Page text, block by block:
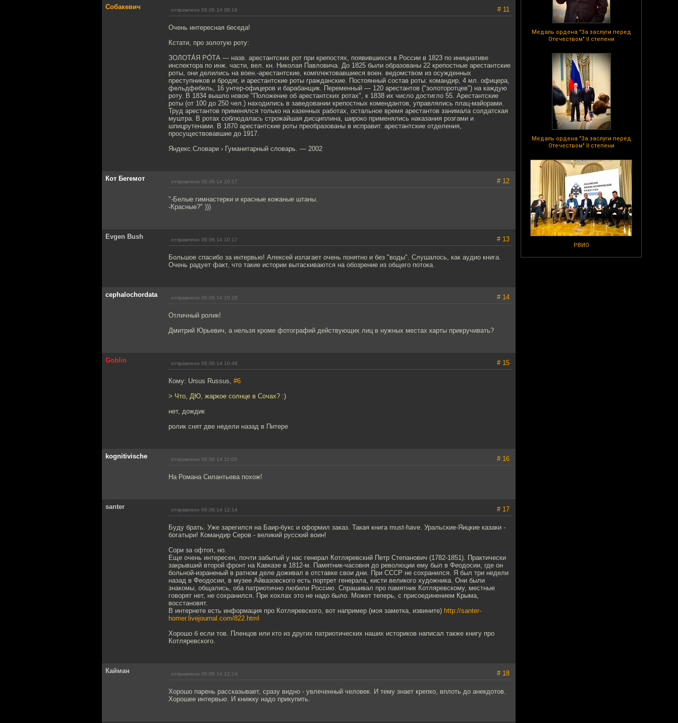
Медаль ордена "За заслуги перед
Отечеством" II степени
Медаль ордена "За заслуги перед
Отечеством" II степени
РВИО
Собакевич отправлено 06.06.14 08:16 # 11
Очень интересная беседа!
Кстати, про золотую роту:
ЗОЛОТА́Я РО́ТА — назв. арестантских рот при крепостях, появившихся в России в 1823 по инициативе
инспектора по инж. части, вел. кн. Николая Павловича. До 1825 были образованы 22 крепостные арестантские
роты, они делились на воен.-арестантские, комплектовавшиеся воен. ведомством из осужденных
преступников и бродяг, и арестантские роты гражданские. Постоянный состав роты: командир, 4 мл. офицера,
фельдфебель, 16 унтер-офицеров и барабанщик. Переменный — 120 арестантов ("золоторотцев") на каждую
роту. В 1834 вышло новое "Положение об арестантских ротах", к 1838 их число достигло 55. Арестантские
роты (от 100 до 250 чел.) находились в заведовании крепостных комендантов, управлялись плац-майорами.
Труд арестантов применялся только на казенных работах, остальное время арестантов занимала солдатская
муштра. В ротах соблюдалась строжайшая дисциплина, широко применялись наказания розгами и
шпицрутенами. В 1870 арестантские роты преобразованы в исправит. арестантские отделения,
просуществовавшие до 1917.
Яндекс.Словари › Гуманитарный словарь. — 2002
Кот Бегемот отправлено 06.06.14 10:17 # 12
"-Белые гимнастерки и красные кожаные штаны.
-Красные?" )))
Evgen Bush отправлено 06.06.14 10:17 # 13
Большое спасибо за интервью! Алексей излагает очень понятно и без "воды". Слушалось, как аудио книга.
Очень радует факт, что такие истории вытаскиваются на обозрение из общего потока.
cephalochordata отправлено 06.06.14 10:18 # 14
Отличный ролик!
Дмитрий Юрьевич, а нельзя кроме фотографий действующих лиц в нужных местах карты прикручивать?
Goblin отправлено 06.06.14 10:48 # 15
Кому: Ursus Russus, #6
> Что, ДЮ, жаркое солнце в Сочах? :)
нет, дождик
ролик снят две недели назад в Питере
kognitivische отправлено 06.06.14 11:03 # 16
На Романа Силантьева похож!
santer отправлено 06.06.14 12:14 # 17
Буду брать. Уже зарегился на Баир-букс и оформил заказ. Такая книга must-have. Уральские-Яицкие казаки -
богатыри! Командир Серов - великий русский воин!
Сори за офтоп, но.
Еще очень интересен, почти забытый у нас генерал Котляревский Петр Степанович (1782-1851). Практически
закрывший второй фронт на Кавказе в 1812-м. Памятник-часовня до революции ему был в Феодосии, где он
больной-израненый в ратном деле доживал в отставке свои дни. При СССР не сохранился. Я был три недели
назад в Феодосии, в музее Айвазовского есть портрет генерала, кисти великого художника. Они были
знакомы, общались, оба патриотично любили Россию. Спрашивал про памятник Котляревскому, местные
говорят нет, не сохранился. При хохлах это не надо было. Может теперь, с присоединением Крыма,
восстановят.
В интернете есть информация про Котляревского, вот например (моя заметка, извините) http://santer-
homer.livejournal.com/822.html
Хорошо б если тов. Пленцов или кто из других патриотических наших историков написал также книгу про
Котляревского.
Кайман отправлено 06.06.14 12:14 # 18
Хорошо парень рассказывает, сразу видно - увлеченный человек. И тему знает крепко, вплоть до анекдотов.
Хорошее интервью. И книжку надо прикупить.